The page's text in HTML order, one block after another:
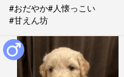
#おだやか#人懐っこい
#甘えん坊